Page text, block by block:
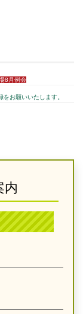
8月例会
お願いいたします。
内